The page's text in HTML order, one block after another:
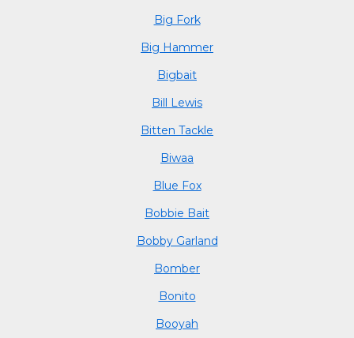
Big Fork
Big Hammer
Bigbait
Bill Lewis
Bitten Tackle
Biwaa
Blue Fox
Bobbie Bait
Bobby Garland
Bomber
Bonito
Booyah